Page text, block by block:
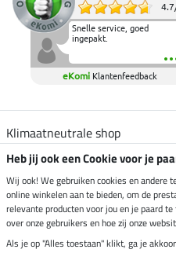
4.7
Snelle service, goed
ingepakt.
eKomi Klantenfeedback
Klimaatneutrale shop
Verzending per
Veilig betalen met
Heb jij ook een Cookie voor je
Wij ook! We gebruiken cookies en andere
online winkelen aan te bieden, om de
relevante producten voor jou en je paard
over onze gebruikers en hoe zij onze
Als je op "Alles toestaan" klikt, ga je